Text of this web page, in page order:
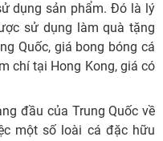
dụng sản phẩm. Đó là lý
sử dụng làm quà tặng
Quốc, giá bong bóng cá
chí tại Hong Kong, giá có
đầu của Trung Quốc về
một số loài cá đặc hữu